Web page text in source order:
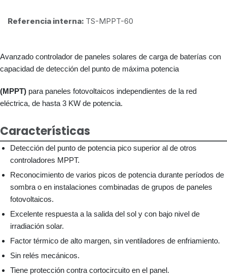
Referencia interna: TS-MPPT-60
Avanzado controlador de paneles solares de carga de baterías con
capacidad de detección del punto de máxima potencia
(MPPT) para paneles fotovoltaicos independientes de la red
eléctrica, de hasta 3 KW de potencia.
Características
Detección del punto de potencia pico superior al de otros
controladores MPPT.
Reconocimiento de varios picos de potencia durante períodos de
sombra o en instalaciones combinadas de grupos de paneles
fotovoltaicos.
Excelente respuesta a la salida del sol y con bajo nivel de
irradiación solar.
Factor térmico de alto margen, sin ventiladores de enfriamiento.
Sin relés mecánicos.
Tiene protección contra cortocircuito en el panel.